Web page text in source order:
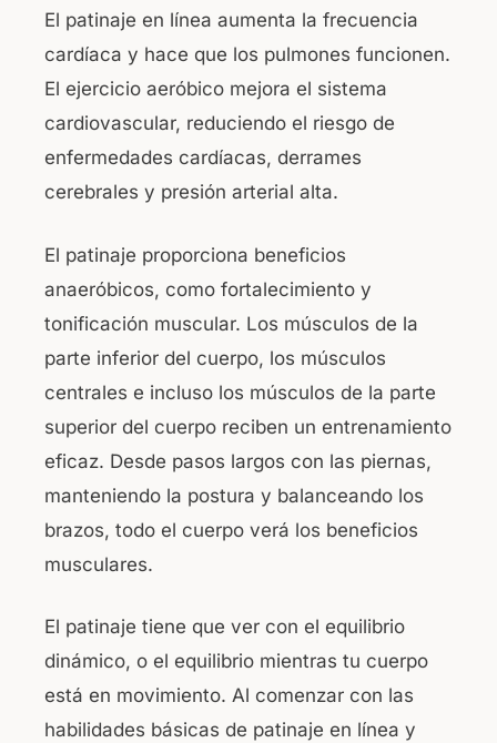
El patinaje en línea aumenta la frecuencia
cardíaca y hace que los pulmones funcionen.
El ejercicio aeróbico mejora el sistema
cardiovascular, reduciendo el riesgo de
enfermedades cardíacas, derrames
cerebrales y presión arterial alta.
El patinaje proporciona beneficios
anaeróbicos, como fortalecimiento y
tonificación muscular. Los músculos de la
parte inferior del cuerpo, los músculos
centrales e incluso los músculos de la parte
superior del cuerpo reciben un entrenamiento
eficaz. Desde pasos largos con las piernas,
manteniendo la postura y balanceando los
brazos, todo el cuerpo verá los beneficios
musculares.
El patinaje tiene que ver con el equilibrio
dinámico, o el equilibrio mientras tu cuerpo
está en movimiento. Al comenzar con las
habilidades básicas de patinaje en línea y